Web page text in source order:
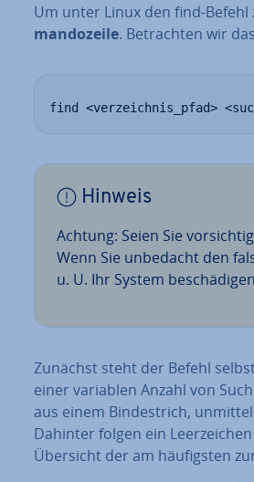
Um unter Linux den find-
man­do­zei­le. Be­trach­ten wir
find <verzeichnis_pfad>
Hinweis
Achtung: Seien Sie
Wenn Sie unbedacht den
u. U. Ihr System
Zunächst steht der Befehl
einer variablen Anzahl von
aus einem Bin­de­strich,
Dahinter folgen ein
Übersicht der am häu­figs­ten